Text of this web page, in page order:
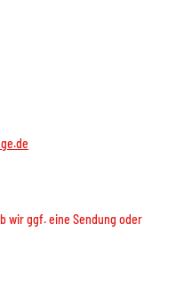
wir ggf. eine Sendung oder